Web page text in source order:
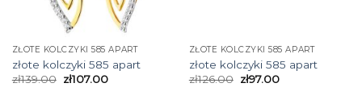
ZŁOTE KOLCZYKI 585 APART
złote kolczyki 585 apart
zł139.00 zł107.00
ZŁOTE KOLCZYKI 585 APART
złote kolczyki 585 apart
zł126.00 zł97.00